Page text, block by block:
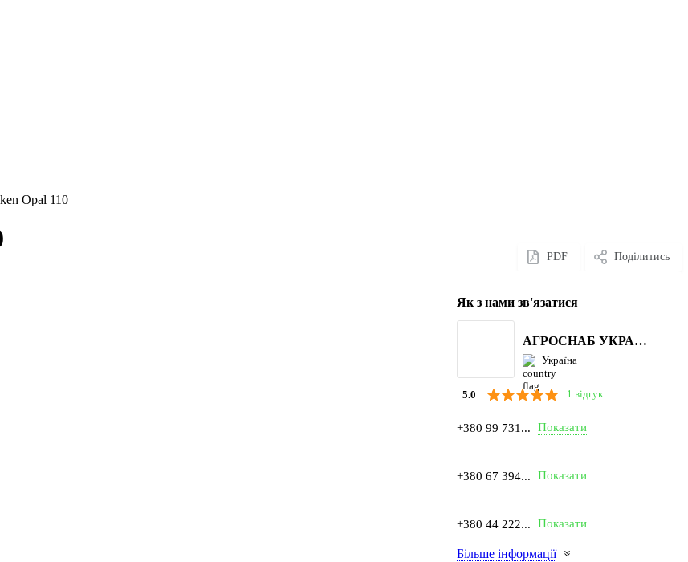
Opal 110
PDF Поділитись
Як з нами зв'язатися
АГРОСНАБ УКРАЇНА
Україна
5.0 1 відгук
+380 99 731... Показати
+380 67 394... Показати
+380 44 222... Показати
Більше інформації